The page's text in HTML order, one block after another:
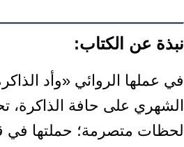
نبذة عن الكتاب:
في عملها الروائي «وأد
الشهري على حافة الذاكرة،
لحظات متصرمة؛ حملتها في